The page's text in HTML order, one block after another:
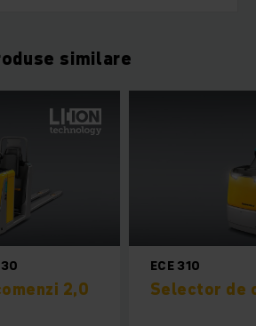
similare
2,0
ECE 310
Selector de